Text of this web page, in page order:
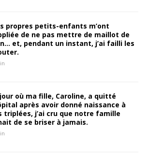
propres petits-enfants m’ont
de ne pas mettre de maillot de
et, pendant un instant, j’ai failli les
où ma fille, Caroline, a quitté
après avoir donné naissance à
triplées, j’ai cru que notre famille
de se briser à jamais.